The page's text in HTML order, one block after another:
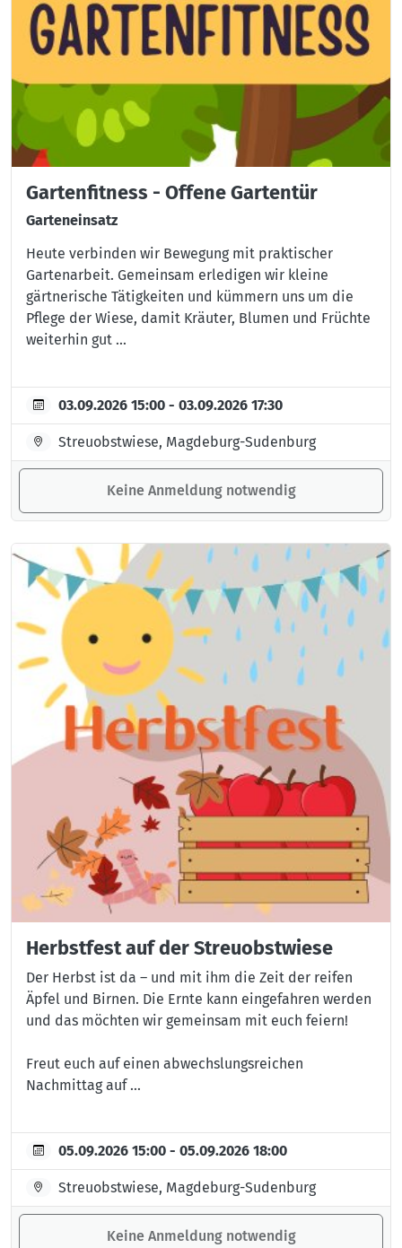
Gartenfitness - Offene Gartentür
Garteneinsatz
Heute verbinden wir Bewegung mit praktischer
Gartenarbeit. Gemeinsam erledigen wir kleine
gärtnerische Tätigkeiten und kümmern uns um die
Pflege der Wiese, damit Kräuter, Blumen und Früchte
weiterhin gut ...
03.09.2026 15:00 - 03.09.2026 17:30
Streuobstwiese, Magdeburg-Sudenburg
Keine Anmeldung notwendig
Herbstfest auf der Streuobstwiese
Der Herbst ist da – und mit ihm die Zeit der reifen
Äpfel und Birnen. Die Ernte kann eingefahren werden
und das möchten wir gemeinsam mit euch feiern!
Freut euch auf einen abwechslungsreichen
Nachmittag auf ...
05.09.2026 15:00 - 05.09.2026 18:00
Streuobstwiese, Magdeburg-Sudenburg
Keine Anmeldung notwendig